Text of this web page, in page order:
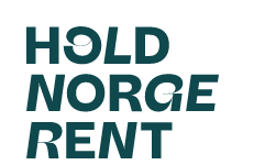
Hopp
innhold